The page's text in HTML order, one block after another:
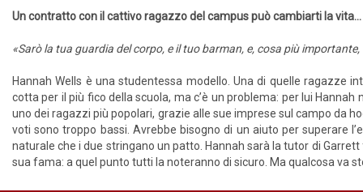
Un contratto con il cattivo ragazzo del campus può cambiarti la vita...
«Sarò la tua guardia del corpo, e il tuo barman, e, cosa più
Hannah Wells è una studentessa modello. Una di quelle ragazze
cotta per il più fico della scuola, ma c’è un problema: per lui
uno dei ragazzi più popolari, grazie alle sue imprese sul campo da
voti sono troppo bassi. Avrebbe bisogno di un aiuto per superare
naturale che i due stringano un patto. Hannah sarà la tutor di
sua fama: a quel punto tutti la noteranno di sicuro. Ma qualcosa va